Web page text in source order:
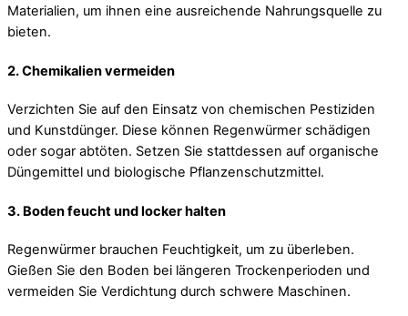
Materialien, um ihnen eine ausreichende Nahrungsquelle zu
bieten.
2.Chemikalien vermeiden
Verzichten Sie auf den Einsatz von chemischen Pestiziden
und Kunstdünger. Diese können Regenwürmer schädigen
oder sogar abtöten. Setzen Sie stattdessen auf organische
Düngemittel und biologische Pflanzenschutzmittel.
3. Boden feucht und locker halten
Regenwürmer brauchen Feuchtigkeit, um zu überleben.
Gießen Sie den Boden bei längeren Trockenperioden und
vermeiden Sie Verdichtung durch schwere Maschinen.